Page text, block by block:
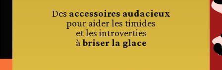
Des accessoires audacieux
pour aider les timides
et les introverties
àbriser la glace